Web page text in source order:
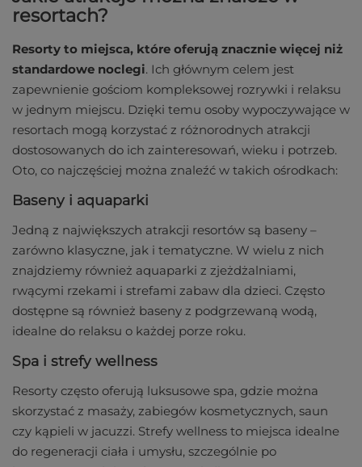
resortach?
Resorty to miejsca, które oferują znacznie więcej niż
standardowe noclegi. Ich głównym celem jest
zapewnienie gościom kompleksowej rozrywki i relaksu
w jednym miejscu. Dzięki temu osoby wypoczywające w
resortach mogą korzystać z różnorodnych atrakcji
dostosowanych do ich zainteresowań, wieku i potrzeb.
Oto, co najczęściej można znaleźć w takich ośrodkach:
Baseny i aquaparki
Jedną z największych atrakcji resortów są baseny –
zarówno klasyczne, jak i tematyczne. W wielu z nich
znajdziemy również aquaparki z zjeżdżalniami,
rwącymi rzekami i strefami zabaw dla dzieci. Często
dostępne są również baseny z podgrzewaną wodą,
idealne do relaksu o każdej porze roku.
Spa i strefy wellness
Resorty często oferują luksusowe spa, gdzie można
skorzystać z masaży, zabiegów kosmetycznych, saun
czy kąpieli w jacuzzi. Strefy wellness to miejsca idealne
do regeneracji ciała i umysłu, szczególnie po